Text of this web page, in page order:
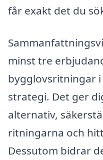
får exakt det du
minst tre
bygglovsritningar
strategi. Det ger
alternativ,
ritningarna och
Dessutom bidrar